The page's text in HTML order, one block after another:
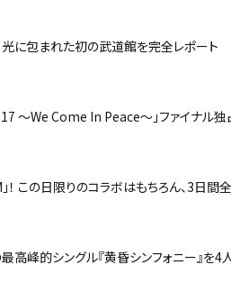
に包まれた初の武道館を完全レポート
〜We Come In Peace〜」ファイナル独
この日限りのコラボはもちろん、3日間
高峰的シングル『黄昏シンフォニー』を4